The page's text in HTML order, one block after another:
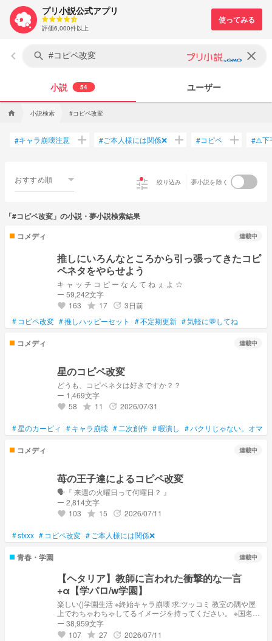
プリ小説公式アプリ
評価6,000件以上
keyboard_arrow_left search clear
小説 54 ユーザー
home 小説検索 #コピペ改変
#キャラ崩壊注意 add #ご本人様には関係❌ add #コピペ add #⚠下
おすすめ順 tune 絞り込み 夢小説を除く
「#コピペ改変」の小説・夢小説検索結果
コメディ
連載中
推しにいろんなところから引っ張ってきたコピ
ペネタをやらせよう
キ ャ ッ チ コ ピ ー な ん て ね ぇ よ ☆
ー 59,242文字
favorite 163 grade 17 update 3日前
# コピペ改変 #推しハッピーセット #不定期更新 #気軽に💬してね
コメディ 連載中
星のコピペ改変
どうも、コピペネタは好きですか？？
ー 1,469文字
favorite 58 grade 11 update 2026/07/31
#星のカービィ #キャラ崩壊 #二次創作 #暇潰し #パクリじゃない。オマ
コメディ 連載中
苺の王子達によるコピペ改変
🗣『 来週の火曜日って何曜日？ 』
ー 2,814文字
favorite 103 grade 15 update 2026/07/11
#stxxx #コピペ改変 #ご本人様には関係❌
青春・学園 連載中
【ヘタリア】教師に言われた衝撃的な一言
+α【学パロ/w学園】
楽しい()学園生活 ※終始キャラ崩壊 求:ツッコミ 教室の隅や屋
上でわちゃわちゃしてるイメージを持ってください。 ※国名呼
びだったり人名呼びだったりします cpなしです。
ー 38,959文字
favorite 107 grade 27 update 2026/07/11